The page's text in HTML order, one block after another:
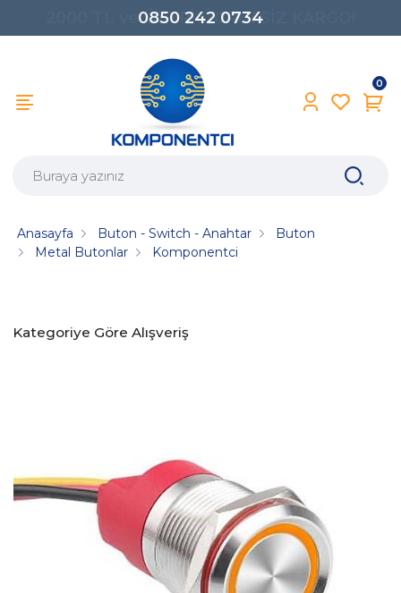
0850 242 0734
0
Anasayfa Buton - Switch - Anahtar
Buton
Metal Butonlar
Komponentci
Kategoriye Göre Alışveriş